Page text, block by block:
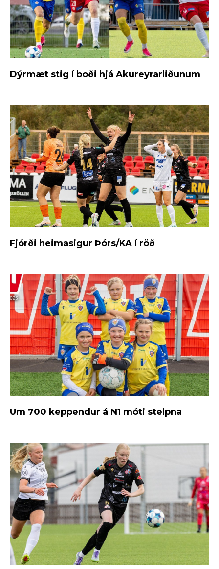
Dýrmæt stig í boði hjá Akureyrarliðunum
Fjórði heimasigur Þórs/KA í röð
Um 700 keppendur á N1 móti stelpna